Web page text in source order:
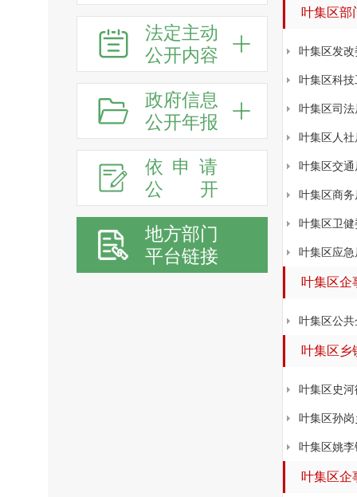
法定主动
公开内容
政府信息
公开年报
依申请
公
开
地方部门
平台链接
叶集区
叶集区发改
叶集区科
叶集区司法
叶集区人社
叶集区交通
叶集区商务
叶集区卫健
叶集区应急
叶集区企
叶集区公
叶集区乡
叶集区史河
叶集区孙岗
叶集区姚李
叶集区企